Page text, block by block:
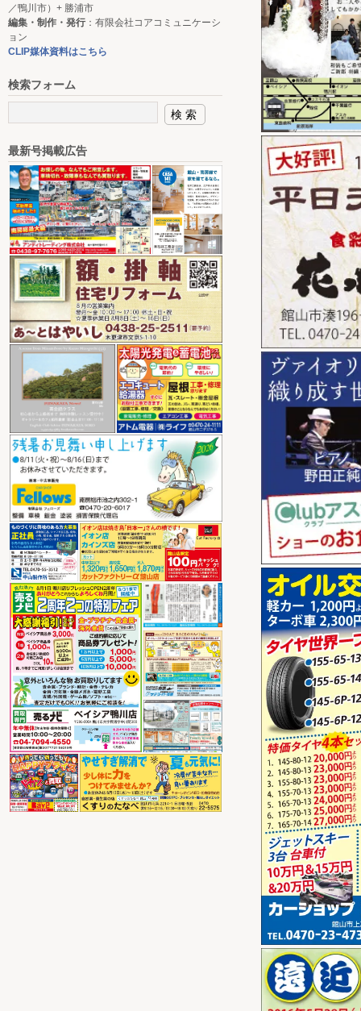
／鴨川市）+ 勝浦市
編集・制作・発行：有限会社コアコミュニケーシ
ョン
CLIP媒体資料はこちら
検索フォーム
最新号掲載広告